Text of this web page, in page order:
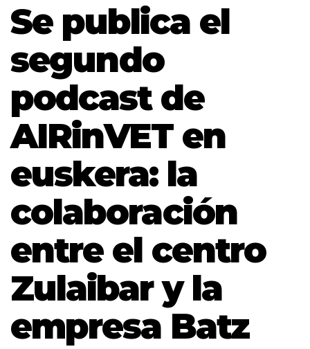
Se publica el
segundo
podcast de
AIRinVET en
euskera: la
colaboración
entre el centro
Zulaibar y la
empresa Batz